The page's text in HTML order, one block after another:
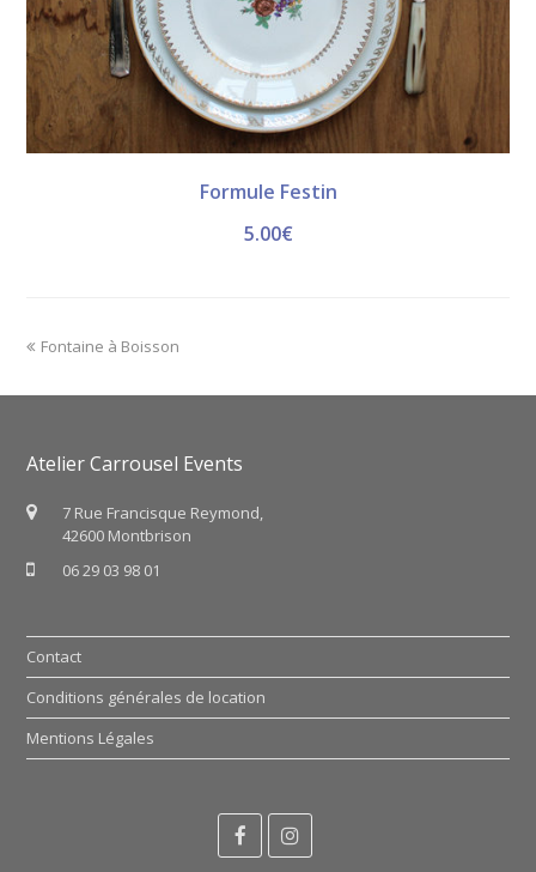
Formule Festin
5.00€
previous
Fontaine à Boisson
Atelier Carrousel Events
7 Rue Francisque Reymond,
42600 Montbrison
06 29 03 98 01
Contact
Conditions générales de location
Mentions Légales
FacebookInstagram